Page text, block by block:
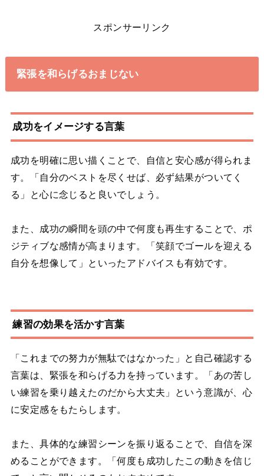
スポンサーリンク
緊張を和らげるおまじない
成功をイメージする言葉
成功を明確に思い描くことで、自信と安心感が得られま
す。「自分のベストを尽くせば、必ず結果がついてく
る」と心に念じると良いでしょう。
また、成功の瞬間を頭の中で何度も再生することで、ポ
ジティブな感情が高まります。「笑顔でゴールを迎える
自分を想像して」といったアドバイスも有効です。
練習の効果を活かす言葉
「これまでの努力が無駄ではなかった」と自己確認する
言葉は、緊張を和らげる力を持っています。「あの苦し
い練習を乗り越えたのだから大丈夫」という意識が、心
に安定感をもたらします。
また、具体的な練習シーンを振り返ることで、自信を深
めることができます。「何度も成功したこの動きを信じ